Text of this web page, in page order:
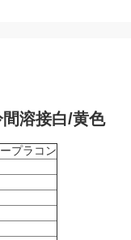
溶接白/黄色
プラコン